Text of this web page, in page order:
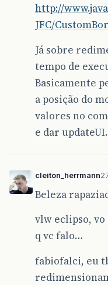
http://
JFC/
Já sobre
tempo de
Basicamente
a posição do
valores no
e dar updateUI.
cleiton_herrmann
Beleza
vlw eclipso, vo
q vc falo…
fabiofalci, eu